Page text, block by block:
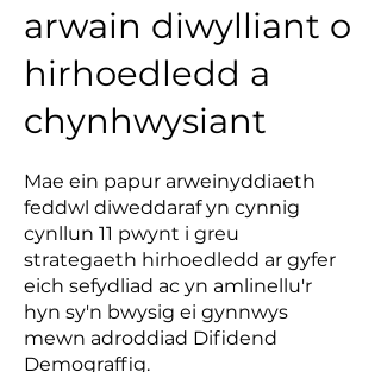
arwain diwylliant o
hirhoedledd a
chynhwysiant
Mae ein papur arweinyddiaeth
feddwl diweddaraf yn cynnig
cynllun 11 pwynt i greu
strategaeth hirhoedledd ar gyfer
eich sefydliad ac yn amlinellu'r
hyn sy'n bwysig ei gynnwys
mewn adroddiad Difidend
Demograffig.